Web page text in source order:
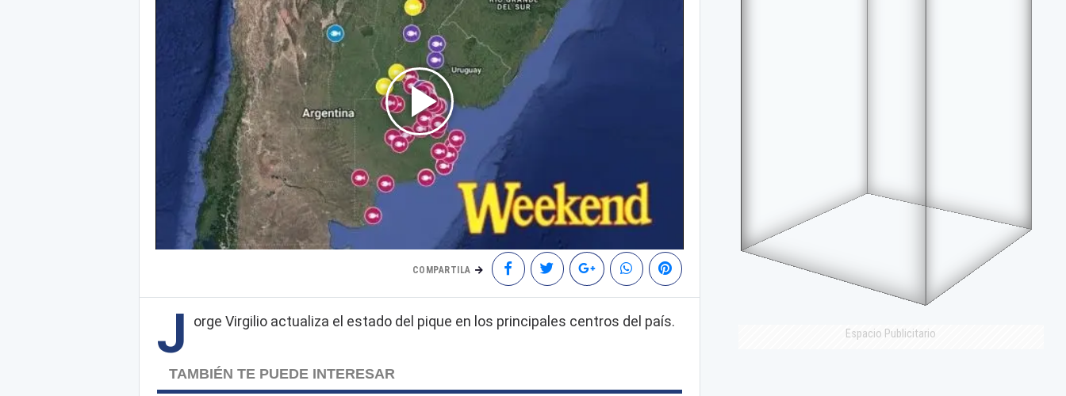
COMPARTILA
J orge Virgilio actualiza el estado del pique en los principales centros del país.
TAMBIÉN TE PUEDE INTERESAR
Espacio Publicitario